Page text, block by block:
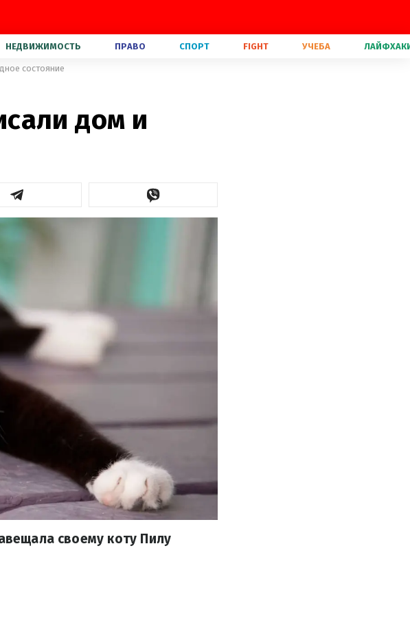
НЕДВИЖИМОСТЬ ПРАВО СПОРТ FIGHT УЧЕБА
состояние
дом и
своему коту Пилу